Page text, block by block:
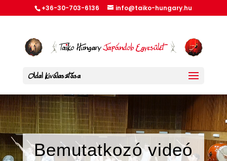
+36-30-703-6136 info@taiko-hungary.hu
Oldal kiválasztása
Bemutatkozó videó